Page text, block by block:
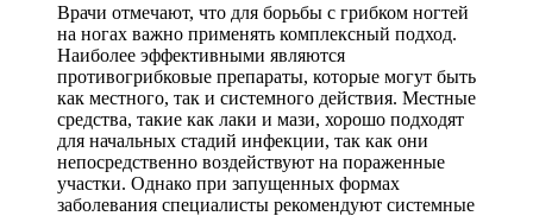
Врачи отмечают, что для борьбы с грибком ногтей
на ногах важно применять комплексный подход.
Наиболее эффективными являются
противогрибковые препараты, которые могут быть
как местного, так и системного действия. Местные
средства, такие как лаки и мази, хорошо подходят
для начальных стадий инфекции, так как они
непосредственно воздействуют на пораженные
участки. Однако при запущенных формах
заболевания специалисты рекомендуют системные